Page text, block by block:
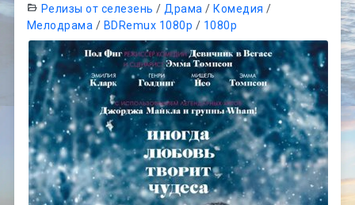
Релизы от селезень / Драма /Комедия /
Мелодрама / BDRemux 1080p / 1080p